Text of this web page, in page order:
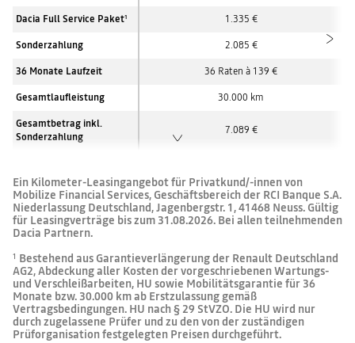
Dacia Full Service Paket1 1.335 €
Sonderzahlung 2.085 €
36 Monate Laufzeit 36 Raten à 139 €
Gesamtlaufleistung 30.000 km
Gesamtbetrag inkl.
Sonderzahlung
7.089 €
Ein Kilometer-Leasingangebot für Privatkund/-innen von
Mobilize Financial Services, Geschäftsbereich der RCI Banque S.A.
Niederlassung Deutschland, Jagenbergstr. 1, 41468 Neuss. Gültig
für Leasingverträge bis zum 31.08.2026. Bei allen teilnehmenden
Dacia Partnern.
1 Bestehend aus Garantieverlängerung der Renault Deutschland
AG2, Abdeckung aller Kosten der vorgeschriebenen Wartungs-
und Verschleißarbeiten, HU sowie Mobilitätsgarantie für 36
Monate bzw. 30.000 km ab Erstzulassung gemäß
Vertragsbedingungen. HU nach § 29 StVZO. Die HU wird nur
durch zugelassene Prüfer und zu den von der zuständigen
Prüforganisation festgelegten Preisen durchgeführt.